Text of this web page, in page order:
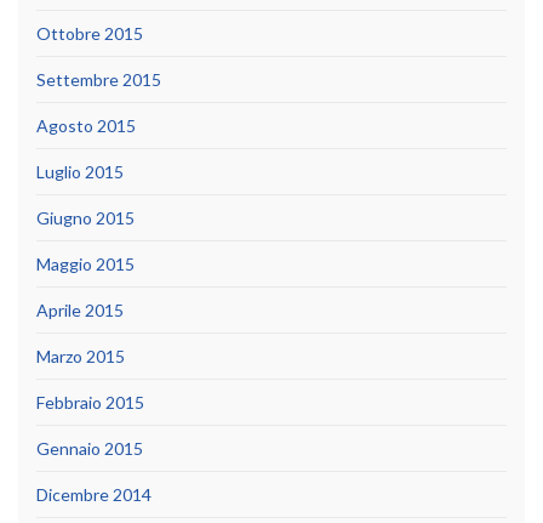
Ottobre 2015
Settembre 2015
Agosto 2015
Luglio 2015
Giugno 2015
Maggio 2015
Aprile 2015
Marzo 2015
Febbraio 2015
Gennaio 2015
Dicembre 2014